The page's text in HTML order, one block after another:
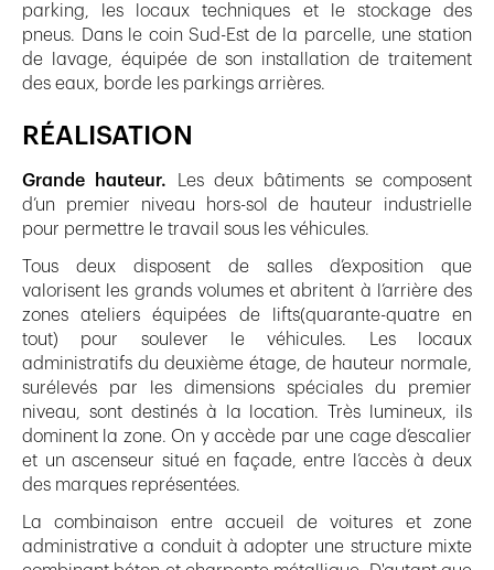
parking, les locaux techniques et le stockage des
pneus. Dans le coin Sud-Est de la parcelle, une station
de lavage, équipée de son installation de traitement
des eaux, borde les parkings arrières.
RÉALISATION
Grande hauteur. Les deux bâtiments se composent
d’un premier niveau hors-sol de hauteur industrielle
pour permettre le travail sous les véhicules.
Tous deux disposent de salles d’exposition que
valorisent les grands volumes et abritent à l’arrière des
zones ateliers équipées de lifts(quarante-quatre en
tout) pour soulever le véhicules. Les locaux
administratifs du deuxième étage, de hauteur normale,
surélevés par les dimensions spéciales du premier
niveau, sont destinés à la location. Très lumineux, ils
dominent la zone. On y accède par une cage d’escalier
et un ascenseur situé en façade, entre l’accès à deux
des marques représentées.
La combinaison entre accueil de voitures et zone
administrative a conduit à adopter une structure mixte